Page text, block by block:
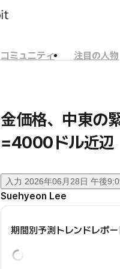
コミュニティ
注目の人物
金価格、中東の
=4000ドル近辺
入力 2026年06月28日 午後
Suehyeon Lee
期間別予測トレンドレポー